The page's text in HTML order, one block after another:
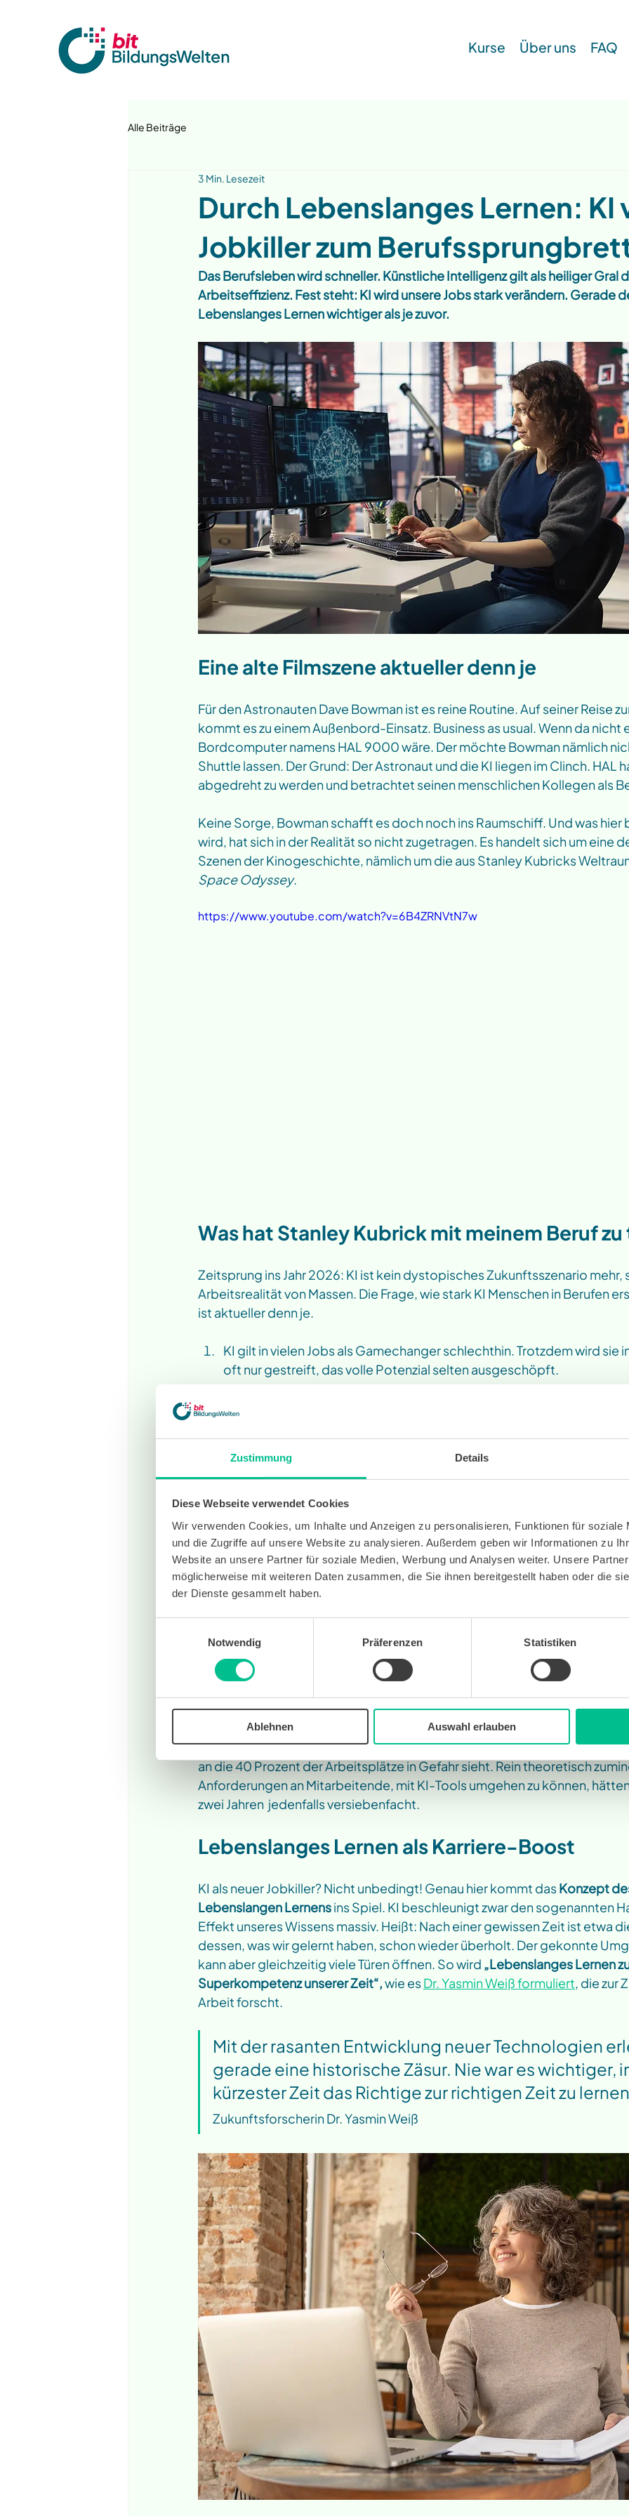
Zustimmung Details
Diese Webseite verwendet Cookies
Wir verwenden Cookies, um Inhalte und Anzeigen zu personalisieren, Funktionen für soziale
und die Zugriffe auf unsere Website zu analysieren. Außerdem geben wir Informationen zu
Website an unsere Partner für soziale Medien, Werbung und Analysen weiter. Unsere
möglicherweise mit weiteren Daten zusammen, die Sie ihnen bereitgestellt haben oder die
der Dienste gesammelt haben.
Notwendig
Präferenzen Statistiken
Ablehnen Auswahl erlauben
Kurse Über uns FAQ
Alle Beiträge
Durch Lebenslanges Lernen: KI
Jobkiller zum
3 Min. Lesezeit
Das Berufsleben wird schneller. Künstliche Intelligenz gilt als heiliger Gral
Arbeitseffizienz. Fest steht: KI wird unsere Jobs stark verändern. Gerade
Lebenslanges Lernen wichtiger als je zuvor.
Eine alte Filmszene aktueller denn je
Für den Astronauten Dave Bowman ist es reine Routine. Auf seiner Reise
kommt es zu einem Außenbord-Einsatz. Business as usual. Wenn da nicht
Bordcomputer namens HAL 9000 wäre. Der möchte Bowman nämlich
Shuttle lassen. Der Grund: Der Astronaut und die KI liegen im Clinch. HAL
abgedreht zu werden und betrachtet seinen menschlichen Kollegen als
Keine Sorge, Bowman schafft es doch noch ins Raumschiff. Und was
wird, hat sich in der Realität so nicht zugetragen. Es handelt sich um eine
Szenen der Kinogeschichte, nämlich um die aus Stanley Kubricks
Space Odyssey.
https://www.youtube.com/watch?v=6B4ZRNVtN7w
Was hat Stanley Kubrick mit meinem Beruf zu
Zeitsprung ins Jahr 2026: KI ist kein dystopisches Zukunftsszenario mehr,
Arbeitsrealität von Massen. Die Frage, wie stark KI Menschen in Berufen
ist aktueller denn je.
KI gilt in vielen Jobs als Gamechanger schlechthin. Trotzdem wird sie
oft nur gestreift, das volle Potenzial selten ausgeschöpft.
Künstliche Intelligenz wird von vielen nach wie vor als Bedrohung
Wie real ist die Bedrohung wirklich?
Bin ich als Mensch im Beruf noch gut genug? Oder könnte ich schon bald
Technologien ersetzt werden? Eine neue Studie der Uni Wien und der
Maximilians-Universität in München zeichnet ein eher pessimistisches
überwiege die Einschätzung, dass KI mehr Arbeitsplätze vernichtet als
Menschen aus 38 Ländern wurden befragt. Studienautor Armin Granulo:
begrenzt. Unabhängig davon nehmen sie viele
aber als Ersatz für menschliche Arbeit wahr.–
Granulo
Spannend dazu auch eine Untersuchung des Consulting-Riesen McKinsey
an die 40 Prozent der Arbeitsplätze in Gefahr sieht. Rein theoretisch
Anforderungen an Mitarbeitende, mit KI-Tools umgehen zu können,
zwei Jahren  jedenfalls versiebenfacht.
Lebenslanges Lernen als Karriere-Boost
KI als neuer Jobkiller? Nicht unbedingt! Genau hier kommt das Konzept
Lebenslangen Lernens ins Spiel. KI beschleunigt zwar den sogenannten
Effekt unseres Wissens massiv. Heißt: Nach einer gewissen Zeit ist etwa
dessen, was wir gelernt haben, schon wieder überholt. Der gekonnte
kann aber gleichzeitig viele Türen öffnen. So wird „Lebenslanges Lernen
Superkompetenz unserer Zeit“, wie es Dr. Yasmin Weiß formuliert, die zur
Arbeit forscht.
Mit der rasanten Entwicklung neuer Technologien
gerade eine historische Zäsur. Nie war es wichtiger,
kürzester Zeit das Richtige zur richtigen Zeit zu
Zukunftsforscherin Dr. Yasmin Weiß